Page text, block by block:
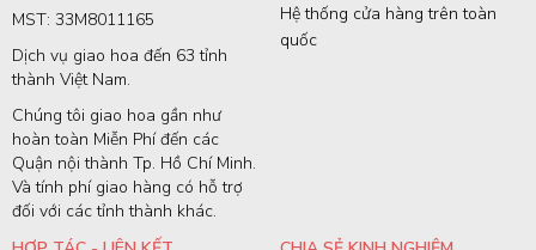
MST: 33M8011165
Dịch vụ giao hoa đến 63 tỉnh
thành Việt Nam.
Chúng tôi giao hoa gần như
hoàn toàn Miễn Phí đến các
Quận nội thành Tp. Hồ Chí Minh.
Và tính phí giao hàng có hỗ trợ
đối với các tỉnh thành khác.
Hệ thống cửa hàng trên toàn
quốc